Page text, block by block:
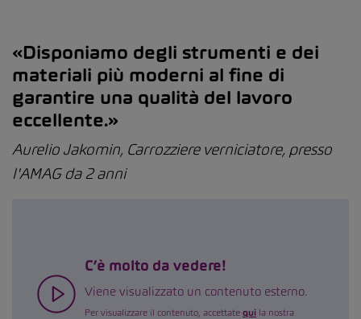
«Disponiamo degli strumenti e dei
materiali più moderni al fine di
garantire una qualità del lavoro
eccellente.»
Aurelio Jakomin, Carrozziere verniciatore, presso
l'AMAG da 2 anni
C’è molto da vedere!
Viene visualizzato un contenuto esterno.
Per visualizzare il contenuto, accettate qui la nostra